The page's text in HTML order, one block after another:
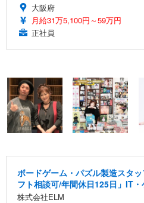
大阪府
月給31万5,100円～59万円
正社員
ボードゲーム・パズル製造スタ
フト相談可/年間休日125日」IT
株式会社ELM